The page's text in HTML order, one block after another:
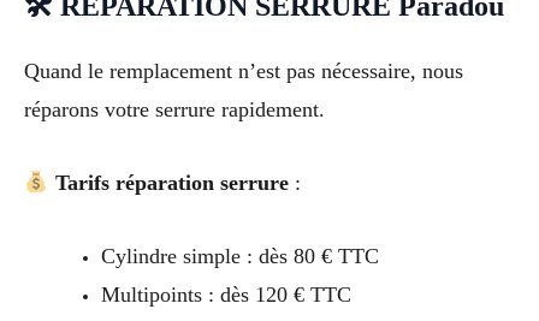
🛠 RÉPARATION SERRURE Paradou
Quand le remplacement n’est pas nécessaire, nous
réparons votre serrure rapidement.
Tarifs réparation serrure:
Cylindre simple : dès 80 € TTC
Multipoints : dès 120 € TTC